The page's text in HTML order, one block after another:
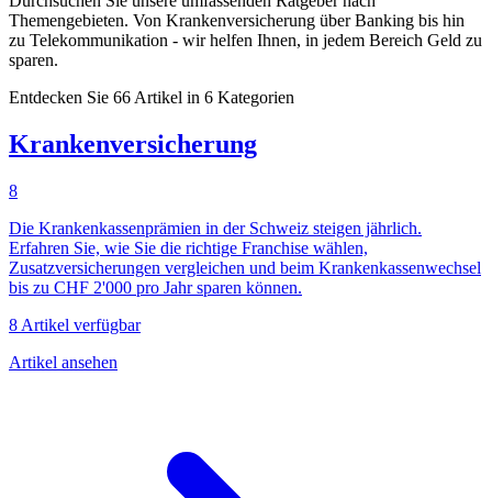
Themengebieten. Von Krankenversicherung über Banking bis hin
zu Telekommunikation - wir helfen Ihnen, in jedem Bereich Geld zu
sparen.
Entdecken Sie 66 Artikel in 6 Kategorien
Krankenversicherung
8
Die Krankenkassenprämien in der Schweiz steigen jährlich.
Erfahren Sie, wie Sie die richtige Franchise wählen,
Zusatzversicherungen vergleichen und beim Krankenkassenwechsel
bis zu CHF 2'000 pro Jahr sparen können.
8 Artikel verfügbar
Artikel ansehen